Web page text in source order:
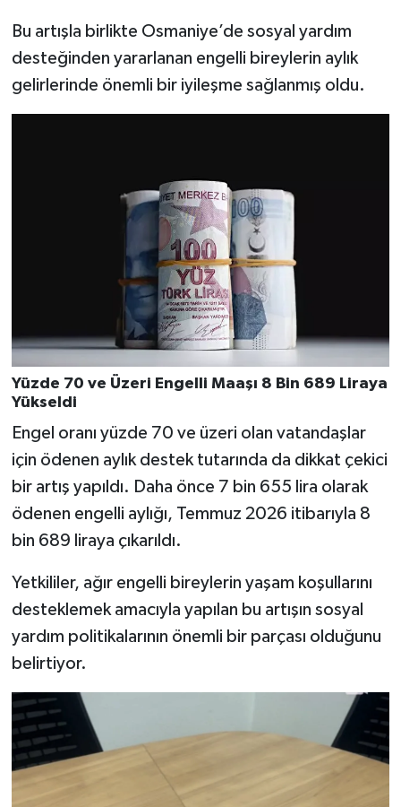
Bu artışla birlikte Osmaniye’de sosyal yardım
desteğinden yararlanan engelli bireylerin aylık
gelirlerinde önemli bir iyileşme sağlanmış oldu.
Yüzde 70 ve Üzeri Engelli Maaşı 8 Bin 689 Liraya
Yükseldi
Engel oranı yüzde 70 ve üzeri olan vatandaşlar
için ödenen aylık destek tutarında da dikkat çekici
bir artış yapıldı. Daha önce 7 bin 655 lira olarak
ödenen engelli aylığı, Temmuz 2026 itibarıyla 8
bin 689 liraya çıkarıldı.
Yetkililer, ağır engelli bireylerin yaşam koşullarını
desteklemek amacıyla yapılan bu artışın sosyal
yardım politikalarının önemli bir parçası olduğunu
belirtiyor.